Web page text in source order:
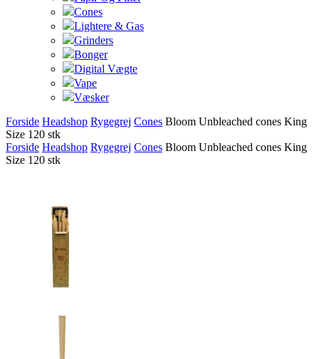
Cones
Lightere & Gas
Grinders
Bonger
Digital Vægte
Vape
Væsker
Forside Headshop Rygegrej Cones Bloom Unbleached cones King
Size 120 stk
Forside Headshop Rygegrej Cones Bloom Unbleached cones King
Size 120 stk